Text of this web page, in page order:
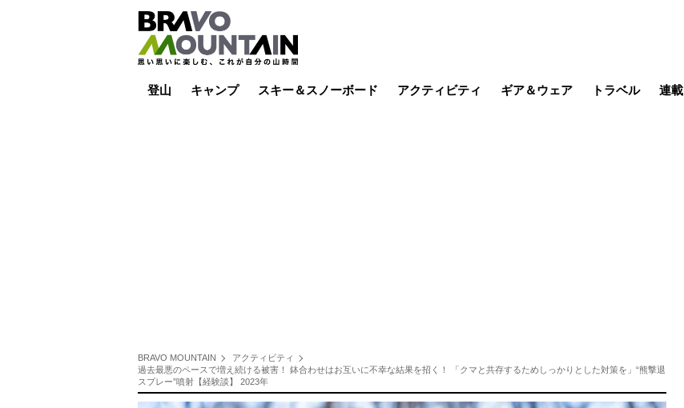
登山 キャンプ スキー＆スノーボード アクティビティ ギア＆ウェア トラベル 連載
BRAVO MOUNTAIN
アクティビティ
過去最悪のペースで増え続ける被害！ 鉢合わせはお互いに不幸な結果を招く！ 「クマと共存するためしっかりとした対策を」“熊撃退
スプレー”噴射【経験談】 2023年